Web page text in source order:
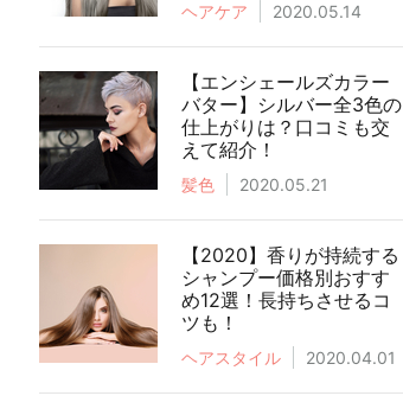
ヘアケア 2020.05.14
【エンシェールズカラー
バター】シルバー全3色の
仕上がりは？口コミも交
えて紹介！
髪色 2020.05.21
【2020】香りが持続する
シャンプー価格別おすす
め12選！長持ちさせるコ
ツも！
ヘアスタイル 2020.04.01